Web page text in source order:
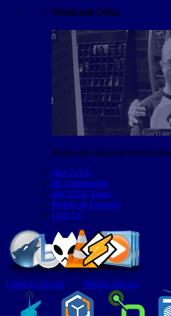
Nerds and Geeks
Nerds and Geeks ist eine
über NAG
die Community
das NAG-Team
Partner & Freunde
Link Us
128kbps Stream 96kbps Stream